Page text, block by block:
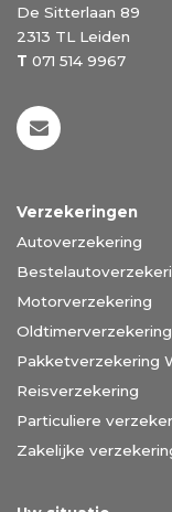
De Sitterlaan 89
2313 TL Leiden
T 071 514 9967
Verzekeringen
Autoverzekering
Motorverzekering
Oldtimerverzekering
Pakketverzekering
Reisverzekering
Particuliere
Zakelijke